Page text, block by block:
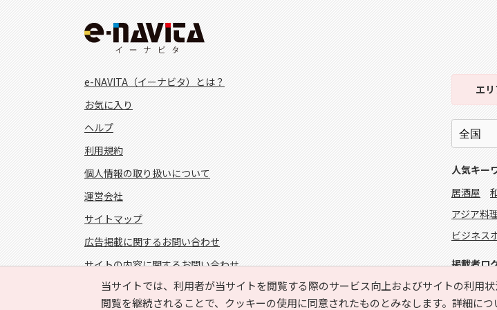
当サイトでは、利用者が当サイトを閲覧する際のサービス向上およびサイトの利用
閲覧を継続されることで、クッキーの使用に同意されたものとみなします。詳細につ
e-NAVITA（イーナビタ）とは？
お気に入り
ヘルプ
利用規約
個人情報の取り扱いについて
運営会社
サイトマップ
広告掲載に関するお問い合わせ
サイトの内容に関するお問い合わせ
エ
人気キー
居酒屋
アジア料
ビジネス
掲載者ロ
FOLLOW US!